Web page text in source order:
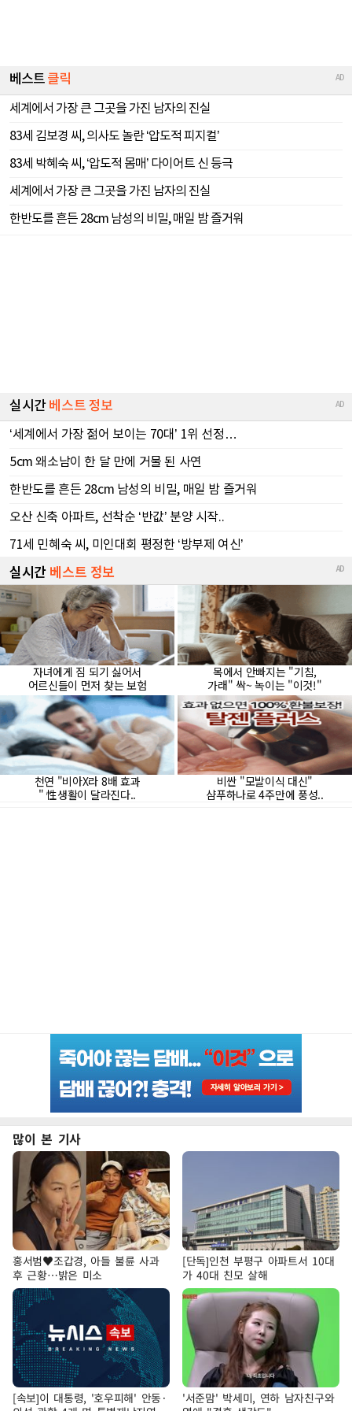
많이 본 기사
홍서범♥조갑경, 아들 불륜 사과
후 근황…밝은 미소
[단독]인천 부평구 아파트서 10대
가 40대 친모 살해
[속보]이 대통령, '호우피해' 안동·
'서준맘' 박세미, 연하 남자친구와